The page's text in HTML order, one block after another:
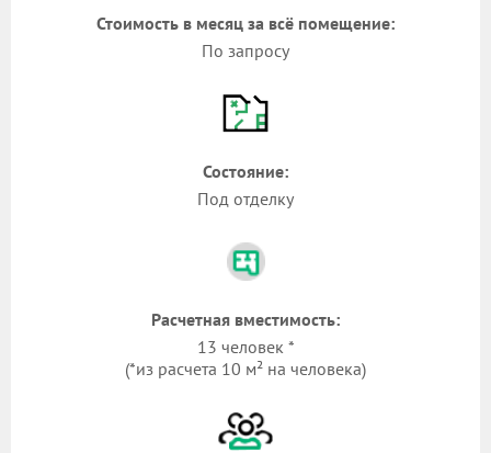
Стоимость в месяц за всё помещение:
По запросу
Состояние:
Под отделку
Расчетная вместимость:
13 человек *
(*из расчета 10 м² на человека)